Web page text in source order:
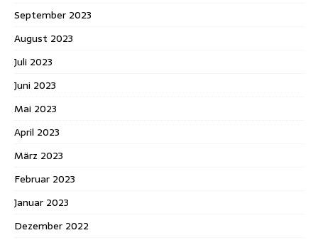
September 2023
August 2023
Juli 2023
Juni 2023
Mai 2023
April 2023
März 2023
Februar 2023
Januar 2023
Dezember 2022